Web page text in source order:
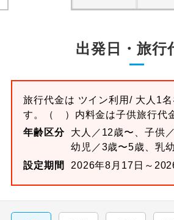
出発日・旅行
旅行代金は ツイン利用/ 大人1名
す。
（ ）内料金は子供旅行代
年齢区分
大人／12歳〜、子供
幼児／3歳〜5歳、乳
設定期間
2026年8月17日～